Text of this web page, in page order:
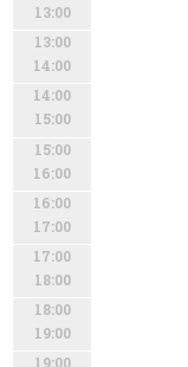
13:00
13:00
14:00
14:00
15:00
15:00
16:00
16:00
17:00
17:00
18:00
18:00
19:00
19:00